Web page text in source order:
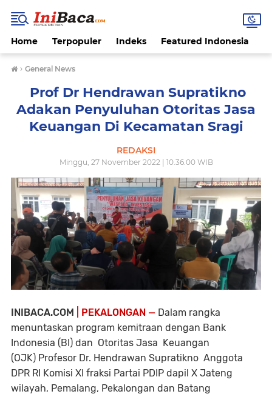
Home Terpopuler Indeks Featured Indonesia
› General News
Prof Dr Hendrawan Supratikno
Adakan Penyuluhan Otoritas Jasa
Keuangan Di Kecamatan Sragi
REDAKSI
Minggu, 27 November 2022 | 10.36.00 WIB
INIBACA.COM | PEKALONGAN — Dalam rangka
menuntaskan program kemitraan dengan Bank
Indonesia (BI) dan Otoritas Jasa Keuangan
(OJK) Profesor Dr. Hendrawan Supratikno Anggota
DPR RI Komisi XI fraksi Partai PDIP dapil X Jateng
wilayah, Pemalang, Pekalongan dan Batang